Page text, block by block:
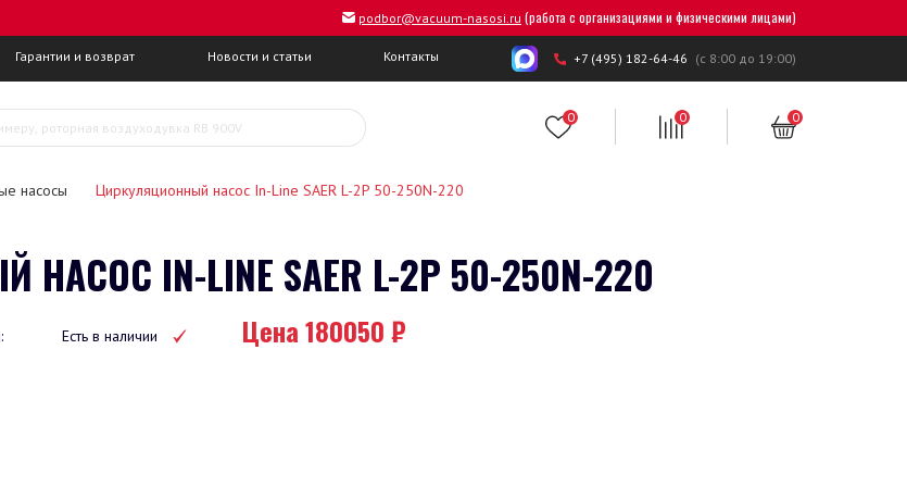
podbor@vacuum-nasosi.ru (работа с организациями и физическими лицами)
Гарантии и возврат Новости и статьи Контакты +7 (495) 182-64-46 (с 8:00 до 19:00)
0 0 0
насосы Циркуляционный насос In-Line SAER L-2P 50-250N-220
IN-LINE SAER L-2P 50-250N-220
Есть в наличии Цена 180050 ₽